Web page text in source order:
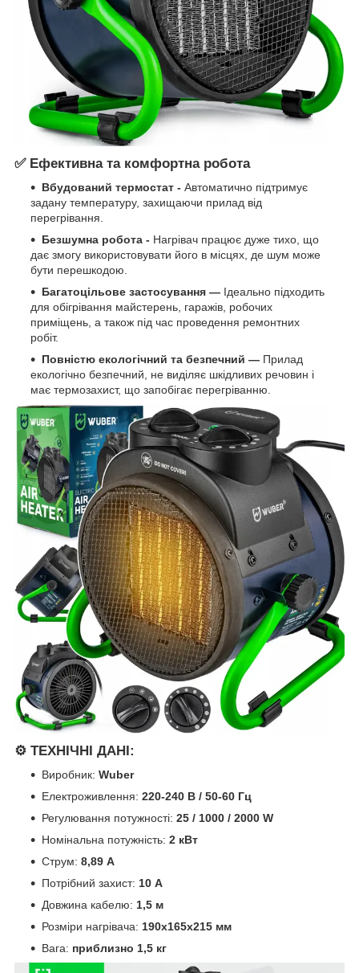
✅ Ефективна та комфортна робота
Вбудований термостат - Автоматично підтримує
задану температуру, захищаючи прилад від
перегрівання.
Безшумна робота - Нагрівач працює дуже тихо, що
дає змогу використовувати його в місцях, де шум може
бути перешкодою.
Багатоцільове застосування — Ідеально підходить
для обігрівання майстерень, гаражів, робочих
приміщень, а також під час проведення ремонтних
робіт.
Повністю екологічний та безпечний — Прилад
екологічно безпечний, не виділяє шкідливих речовин і
має термозахист, що запобігає перегріванню.
⚙️ ТЕХНІЧНІ ДАНІ:
Виробник: Wuber
Електроживлення: 220-240 В / 50-60 Гц
Регулювання потужності: 25 / 1000 / 2000 W
Номінальна потужність: 2 кВт
Струм: 8,89 A
Потрібний захист: 10 A
Довжина кабелю: 1,5 м
Розміри нагрівача: 190x165x215 мм
Вага: приблизно 1,5 кг